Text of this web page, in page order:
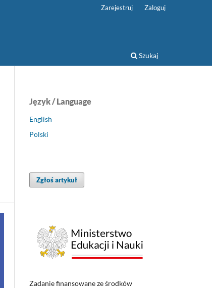
Szukaj
Zarejestruj Zaloguj
Język / Language
English
Polski
Zgłoś artykuł
Zadanie finansowane ze środków